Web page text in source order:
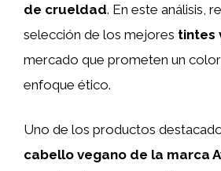
de crueldad. En este análisis,
selección de los mejores tintes
mercado que prometen un color
enfoque ético.
Uno de los productos
cabello vegano de la marca